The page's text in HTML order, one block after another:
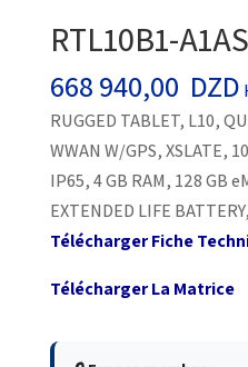
RTL10B1-
668 940,00 DZD
RUGGED TABLET, L10,
WWAN W/GPS, XSLATE,
IP65, 4 GB RAM, 128 GB
EXTENDED LIFE
Télécharger Fiche
Télécharger La Matrice